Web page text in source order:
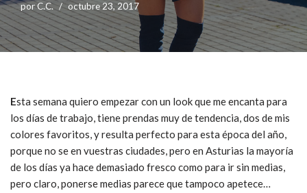
porC.C. octubre 23, 2017
Esta semana quiero empezar con un look que me encanta para
los días de trabajo, tiene prendas muy de tendencia, dos de mis
colores favoritos, y resulta perfecto para esta época del año,
porque no se en vuestras ciudades, pero en Asturias la mayoría
de los días ya hace demasiado fresco como para ir sin medias,
pero claro, ponerse medias parece que tampoco apetece…